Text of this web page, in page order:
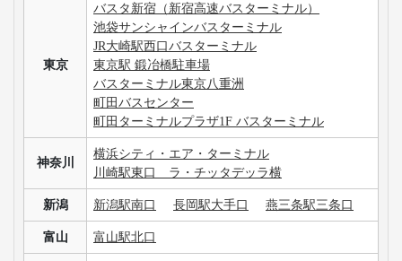
東京
バスタ新宿（新宿高速バスターミナル）
池袋サンシャインバスターミナル
JR大崎駅西口バスターミナル
東京駅 鍛冶橋駐車場
バスターミナル東京八重洲
町田バスセンター
町田ターミナルプラザ1F バスターミナル
神奈川
横浜シティ・エア・ターミナル
川崎駅東口 ラ・チッタデッラ横
新潟 新潟駅南口 長岡駅大手口 燕三条駅三条口
富山 富山駅北口